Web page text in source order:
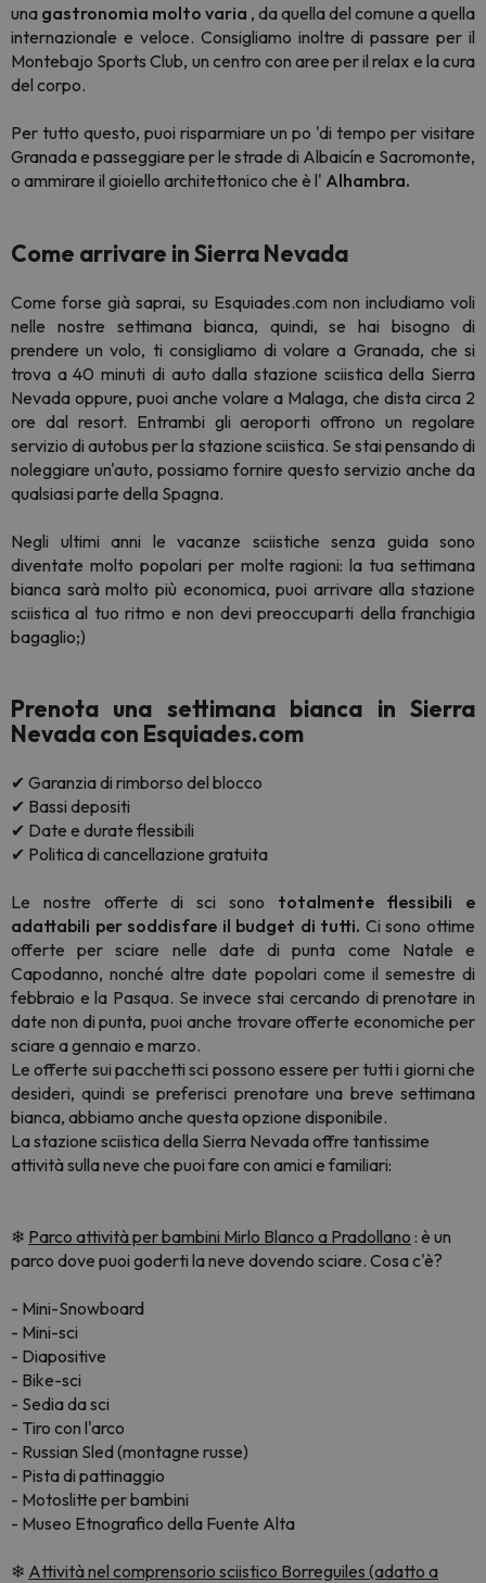
una gastronomia molto varia , da quella del comune a quella
internazionale e veloce. Consigliamo inoltre di passare per il
Montebajo Sports Club, un centro con aree per il relax e la cura
del corpo.
Per tutto questo, puoi risparmiare un po 'di tempo per visitare
Granada e passeggiare per le strade di Albaicín e Sacromonte,
o ammirare il gioiello architettonico che è l' Alhambra.
Come arrivare in Sierra Nevada
Come forse già saprai, su Esquiades.com non includiamo voli
nelle nostre settimana bianca, quindi, se hai bisogno di
prendere un volo, ti consigliamo di volare a Granada, che si
trova a 40 minuti di auto dalla stazione sciistica della Sierra
Nevada oppure, puoi anche volare a Malaga, che dista circa 2
ore dal resort. Entrambi gli aeroporti offrono un regolare
servizio di autobus per la stazione sciistica. Se stai pensando di
noleggiare un'auto, possiamo fornire questo servizio anche da
qualsiasi parte della Spagna.
Negli ultimi anni le vacanze sciistiche senza guida sono
diventate molto popolari per molte ragioni: la tua settimana
bianca sarà molto più economica, puoi arrivare alla stazione
sciistica al tuo ritmo e non devi preoccuparti della franchigia
bagaglio;)
Prenota una settimana bianca in Sierra
Nevada con Esquiades.com
✔ Garanzia di rimborso del blocco
✔ Bassi depositi
✔ Date e durate flessibili
✔ Politica di cancellazione gratuita
Le nostre offerte di sci sono totalmente flessibili e
adattabili per soddisfare il budget di tutti. Ci sono ottime
offerte per sciare nelle date di punta come Natale e
Capodanno, nonché altre date popolari come il semestre di
febbraio e la Pasqua. Se invece stai cercando di prenotare in
date non di punta, puoi anche trovare offerte economiche per
sciare a gennaio e marzo.
Le offerte sui pacchetti sci possono essere per tutti i giorni che
desideri, quindi se preferisci prenotare una breve settimana
bianca, abbiamo anche questa opzione disponibile.
La stazione sciistica della Sierra Nevada offre tantissime
attività sulla neve che puoi fare con amici e familiari:
❄ Parco attività per bambini Mirlo Blanco a Pradollano : è un
parco dove puoi goderti la neve dovendo sciare. Cosa c'è?
- Mini-Snowboard
- Mini-sci
- Diapositive
- Bike-sci
- Sedia da sci
- Tiro con l'arco
- Russian Sled (montagne russe)
- Pista di pattinaggio
- Motoslitte per bambini
- Museo Etnografico della Fuente Alta
❄ Attività nel comprensorio sciistico Borreguiles (adatto a